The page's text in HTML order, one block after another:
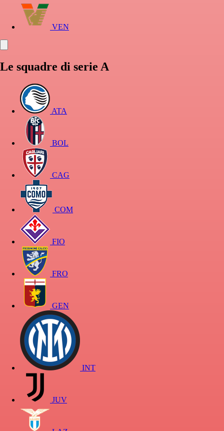
VEN
Le squadre di serie A
ATA
BOL
CAG
COM
FIO
FRO
GEN
INT
JUV